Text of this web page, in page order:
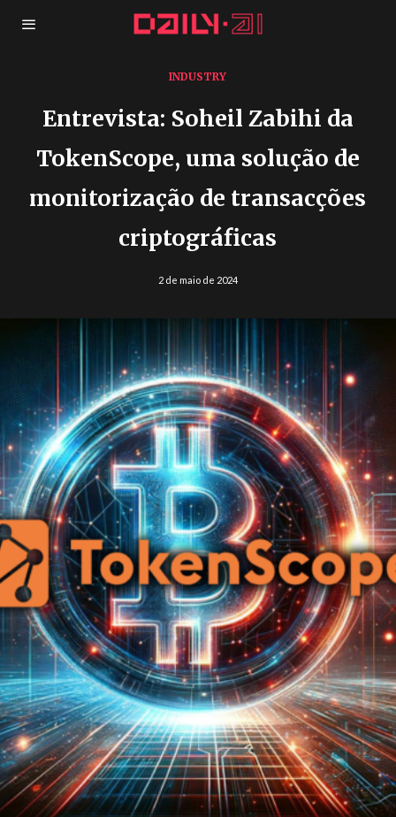
INDUSTRY
Entrevista: Soheil Zabihi da
TokenScope, uma solução de
monitorização de transacções
criptográficas
2 de maio de 2024